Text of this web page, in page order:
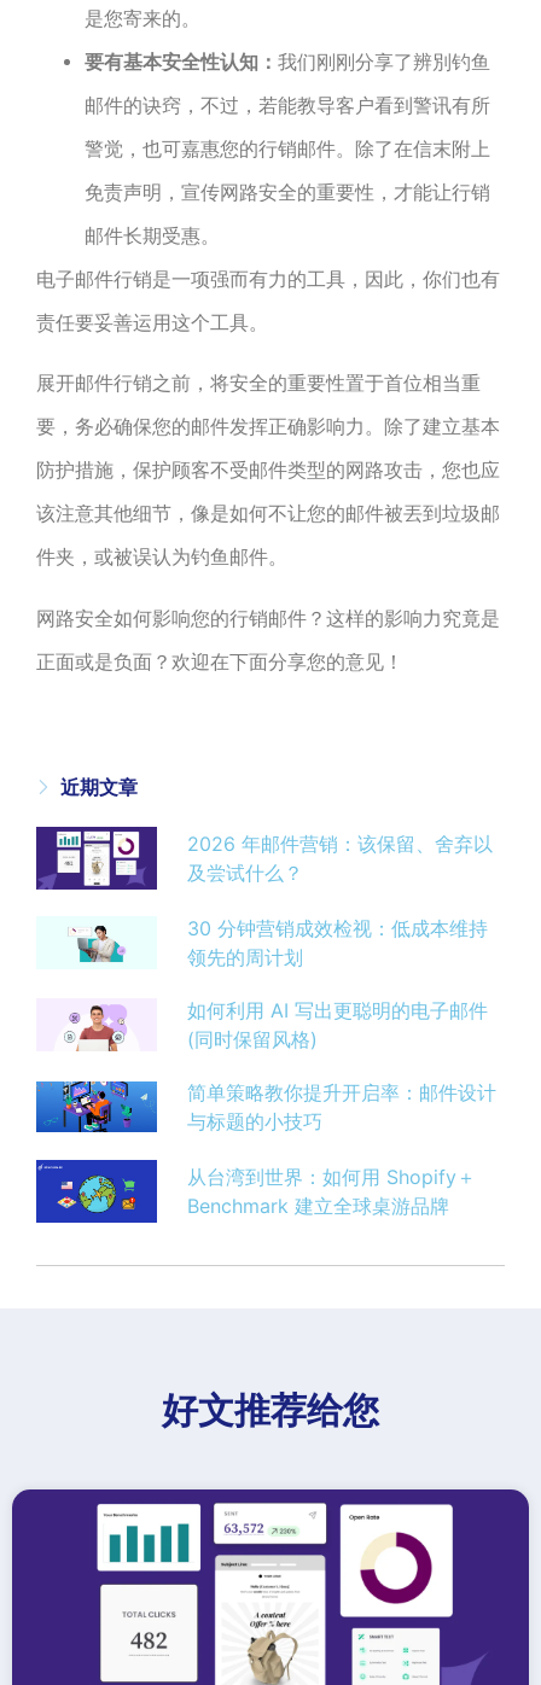
是您寄来的。
要有基本安全性认知： 我们刚刚分享了辨別钓鱼
邮件的诀窍，不过，若能教导客户看到警讯有所
警觉，也可嘉惠您的行销邮件。除了在信末附上
免责声明，宣传网路安全的重要性，才能让行销
邮件长期受惠。
电子邮件行销是一项强而有力的工具，因此，你们也有
责任要妥善运用这个工具。
展开邮件行销之前，将安全的重要性置于首位相当重
要，务必确保您的邮件发挥正确影响力。除了建立基本
防护措施，保护顾客不受邮件类型的网路攻击，您也应
该注意其他细节，像是如何不让您的邮件被丟到垃圾邮
件夹，或被误认为钓鱼邮件。
网路安全如何影响您的行销邮件？这样的影响力究竟是
正面或是负面？欢迎在下面分享您的意见！
近期文章
2026 年邮件营销：该保留、舍弃以
及尝试什么？
30 分钟营销成效检视：低成本维持
领先的周计划
如何利用 AI 写出更聪明的电子邮件
(同时保留风格)
简单策略教你提升开启率：邮件设计
与标题的小技巧
从台湾到世界：如何用 Shopify＋
Benchmark 建立全球桌游品牌
好文推荐给您